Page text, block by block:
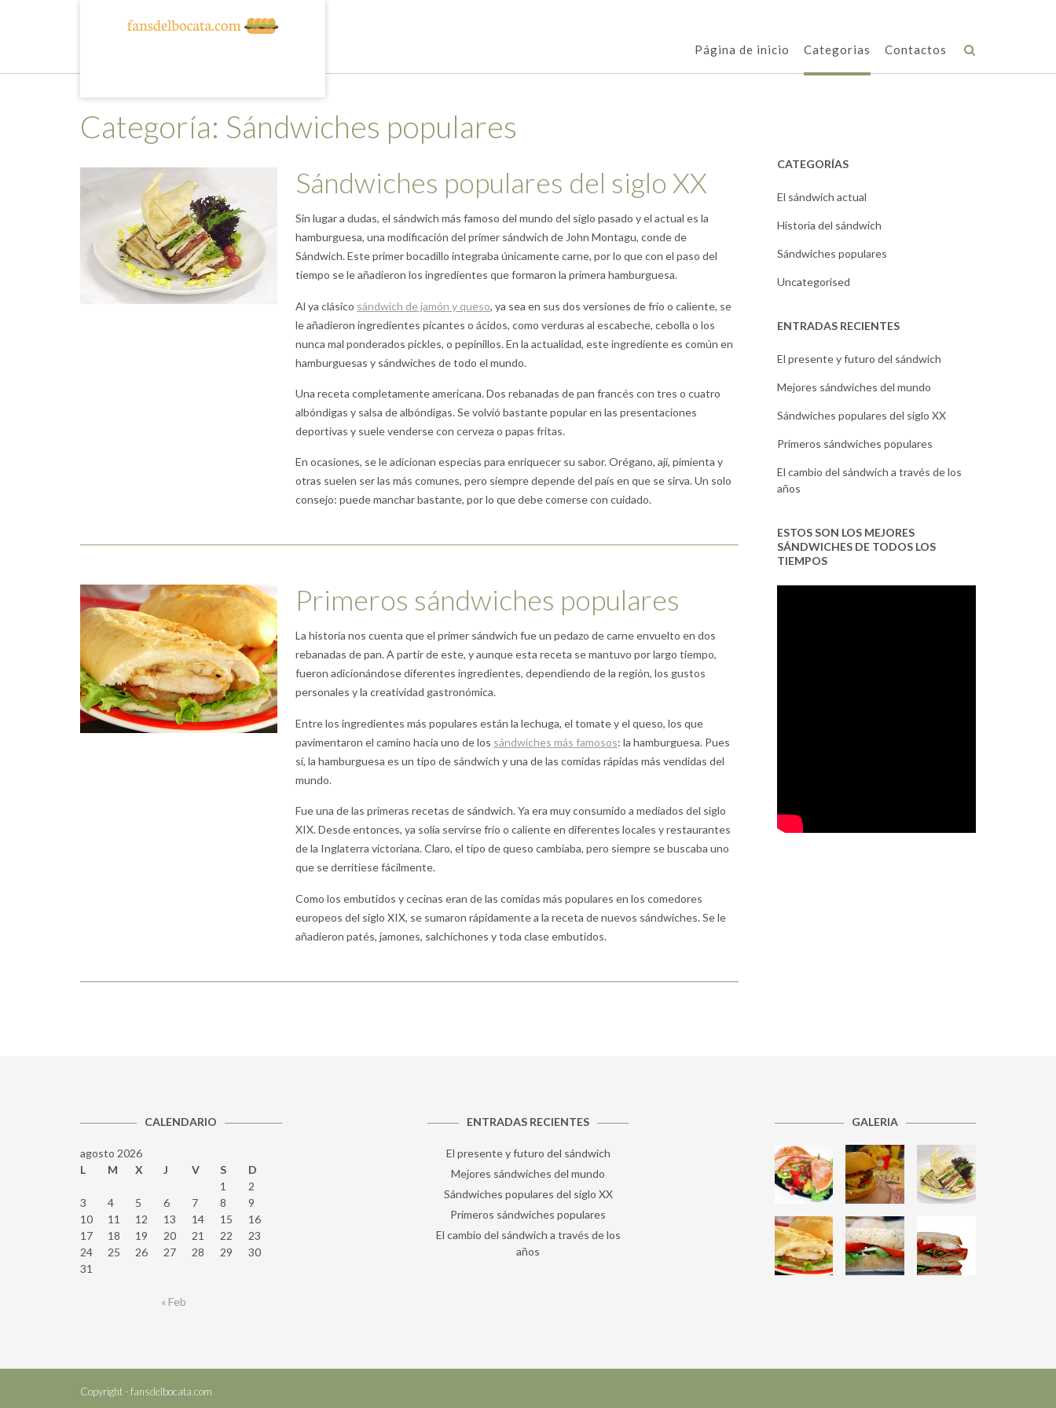
Página de inicio Categorias Contactos
Categoría: Sándwiches populares
Sándwiches populares del siglo XX
Sin lugar a dudas, el sándwich más famoso del mundo del siglo pasado y el actual es la
hamburguesa, una modificación del primer sándwich de John Montagu, conde de
Sándwich. Este primer bocadillo integraba únicamente carne, por lo que con el paso del
tiempo se le añadieron los ingredientes que formaron la primera hamburguesa.
Al ya clásico sándwich de jamón y queso, ya sea en sus dos versiones de frío o caliente, se
le añadieron ingredientes picantes o ácidos, como verduras al escabeche, cebolla o los
nunca mal ponderados pickles, o pepinillos. En la actualidad, este ingrediente es común en
hamburguesas y sándwiches de todo el mundo.
Una receta completamente americana. Dos rebanadas de pan francés con tres o cuatro
albóndigas y salsa de albóndigas. Se volvió bastante popular en las presentaciones
deportivas y suele venderse con cerveza o papas fritas.
En ocasiones, se le adicionan especias para enriquecer su sabor. Orégano, ají, pimienta y
otras suelen ser las más comunes, pero siempre depende del país en que se sirva. Un solo
consejo: puede manchar bastante, por lo que debe comerse con cuidado.
Primeros sándwiches populares
La historia nos cuenta que el primer sándwich fue un pedazo de carne envuelto en dos
rebanadas de pan. A partir de este, y aunque esta receta se mantuvo por largo tiempo,
fueron adicionándose diferentes ingredientes, dependiendo de la región, los gustos
personales y la creatividad gastronómica.
Entre los ingredientes más populares están la lechuga, el tomate y el queso, los que
pavimentaron el camino hacia uno de los sándwiches más famosos: la hamburguesa. Pues
sí, la hamburguesa es un tipo de sándwich y una de las comidas rápidas más vendidas del
mundo.
Fue una de las primeras recetas de sándwich. Ya era muy consumido a mediados del siglo
XIX. Desde entonces, ya solía servirse frío o caliente en diferentes locales y restaurantes
de la Inglaterra victoriana. Claro, el tipo de queso cambiaba, pero siempre se buscaba uno
que se derritiese fácilmente.
Como los embutidos y cecinas eran de las comidas más populares en los comedores
europeos del siglo XIX, se sumaron rápidamente a la receta de nuevos sándwiches. Se le
añadieron patés, jamones, salchichones y toda clase embutidos.
CATEGORÍAS
El sándwich actual
Historia del sándwich
Sándwiches populares
Uncategorised
ENTRADAS RECIENTES
El presente y futuro del sándwich
Mejores sándwiches del mundo
Sándwiches populares del siglo XX
Primeros sándwiches populares
El cambio del sándwich a través de los
años
ESTOS SON LOS MEJORES
SÁNDWICHES DE TODOS LOS
TIEMPOS
CALENDARIO
agosto 2026
L
M X J V S
D
1
2
3
4 5 6 7 8
9
10
11 12 13 14 15
16
17
18 19 20 21 22
23
24
25 26 27 28 29
30
31
« Feb
ENTRADAS RECIENTES
El presente y futuro del sándwich
Mejores sándwiches del mundo
Sándwiches populares del siglo XX
Primeros sándwiches populares
El cambio del sándwich a través de los
años
GALERIA